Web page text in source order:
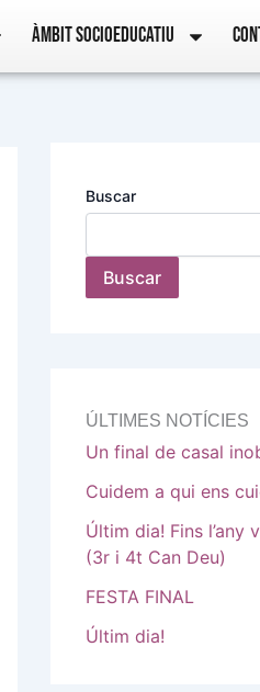
ÀMBIT SOCIOEDUCATIU
Buscar
Buscar
ÚLTIMES NOTÍCIES
Un final de casal
Cuidem a qui ens
Últim dia! Fins l’any
(3r i 4t Can Deu)
FESTA FINAL
Últim dia!